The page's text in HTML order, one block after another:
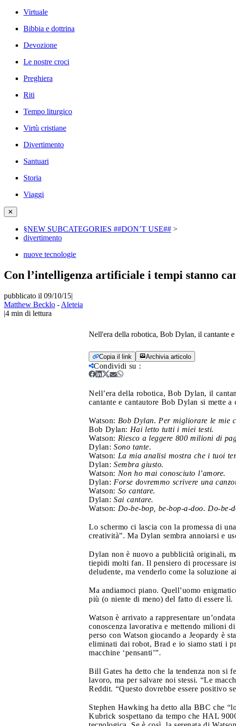
Virtuale
Bibbia e dottrina
Devozione
Le nostre croci
Preghiera
Riti
Tempo liturgico
Virtù cristiane
Divertimento
Santuari
Storia
Viaggi
✕
§NEW SUBCATEGORIES ##DON’T USE## >
divertimento
nuove tecnologie
Con l’intelligenza artificiale i tempi stanno
pubblicato il 09/10/15|
Matthew Becklo - Aleteia
|4 min di lettura
Nell'era della robotica, Bob Dylan, il cantante
Copia il link Archivia articolo
Condividi su :
Nell’era della robotica, Bob Dylan, il
cantante e cantautore Bob Dylan si mette
Watson: Bob Dylan. Per migliorare le mie
Bob Dylan: Hai letto tutti i miei testi.
Watson: Riesco a leggere 800 milioni di
Dylan: Sono tante.
Watson: La mia analisi mostra che i tuoi
Dylan: Sembra giusto.
Watson: Non ho mai conosciuto l’amore.
Dylan: Forse dovremmo scrivere una
Watson: So cantare.
Dylan: Sai cantare.
Watson: Do-be-bop, be-bop-a-doo. Do-be-
Lo schermo ci lascia con la promessa di
creatività”. Ma Dylan sembra annoiarsi e
Dylan non è nuovo a pubblicità originali,
tiepidi molti fan. Il pensiero di processare
deludente, ma venderlo come la soluzione
Ma andiamoci piano. Quell’uomo
più (o niente di meno) del fatto di essere lì.
Watson è arrivato a rappresentare
conoscenza lavorativa e mettendo milioni
perso con Watson giocando a Jeopardy è
eliminati dai robot, Brad e io siamo stati i
macchine ‘pensanti’”.
Bill Gates ha detto che la tendenza non si
lavoro, ma per salvare noi stessi. “Le
Reddit. “Questo dovrebbe essere positivo
Stephen Hawking ha detto alla BBC che
Kubrick sospettano da tempo che HAL